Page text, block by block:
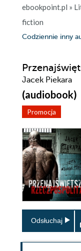
ebookpoint.pl »
fiction
Codziennie inny
Jacek Piekara
(audiobook)
Promocja
Odsłuchaj